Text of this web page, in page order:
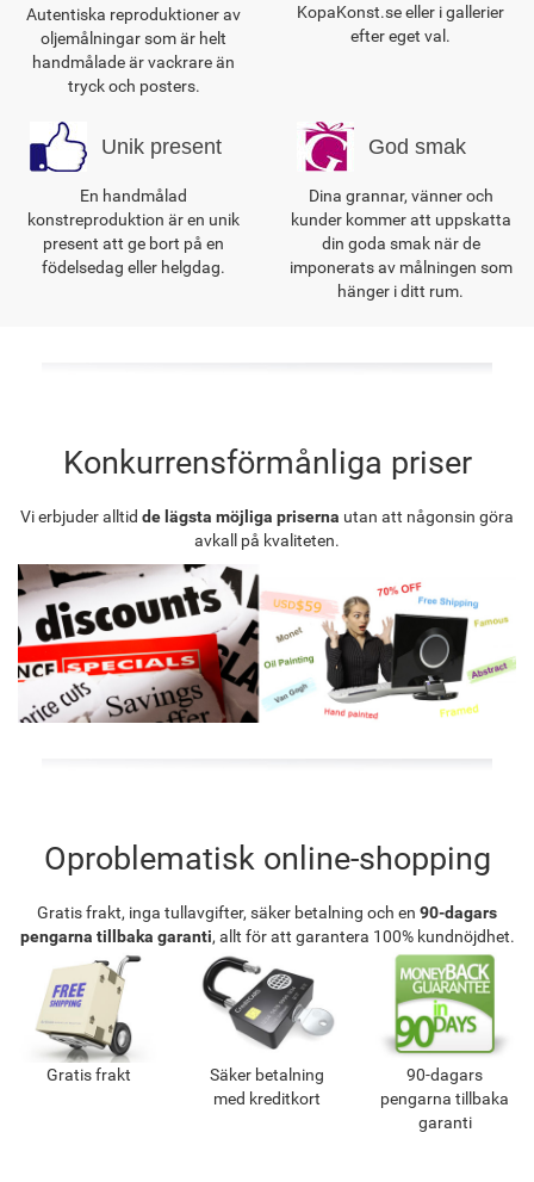
Autentiska reproduktioner av
oljemålningar som är helt
handmålade är vackrare än
tryck och posters.
KopaKonst.se eller i gallerier
efter eget val.
Unik present
En handmålad
konstreproduktion är en unik
present att ge bort på en
födelsedag eller helgdag.
God smak
Dina grannar, vänner och
kunder kommer att uppskatta
din goda smak när de
imponerats av målningen som
hänger i ditt rum.
Konkurrensförmånliga priser
Vi erbjuder alltid de lägsta möjliga priserna utan att någonsin göra
avkall på kvaliteten.
Oproblematisk online-shopping
Gratis frakt, inga tullavgifter, säker betalning och en 90-dagars
pengarna tillbaka garanti, allt för att garantera 100% kundnöjdhet.
Gratis frakt
Säker betalning
med kreditkort
90-dagars
pengarna tillbaka
garanti